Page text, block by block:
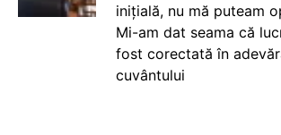
inițială, nu mă puteam
Mi-am dat seama că
fost corectată în
cuvântului